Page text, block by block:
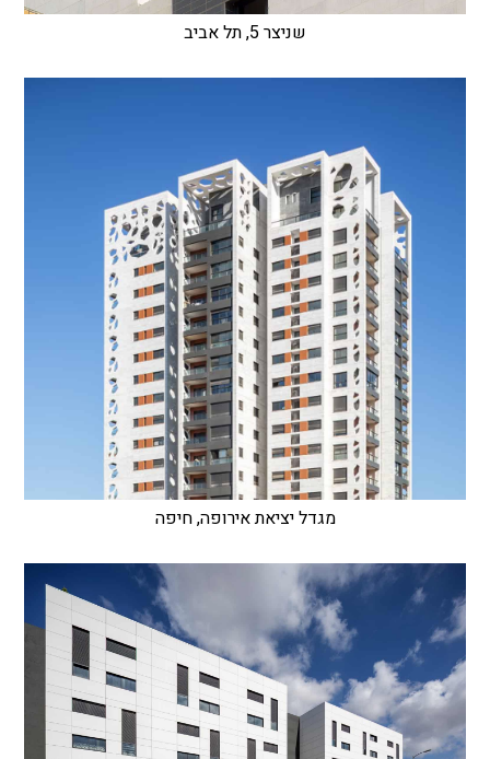
שניצר 5, תל אביב
מגדל יציאת אירופה, חיפה